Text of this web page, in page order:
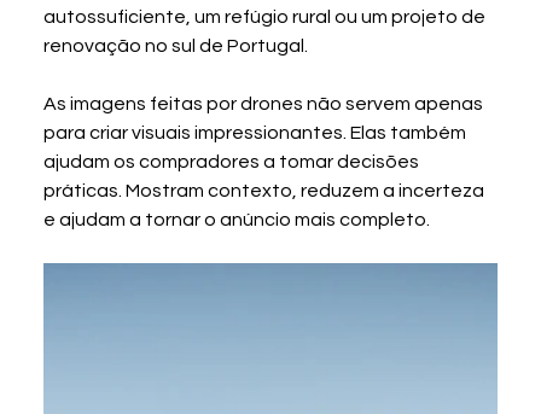
autossuficiente, um refúgio rural ou um projeto de
renovação no sul de Portugal.
As imagens feitas por drones não servem apenas
para criar visuais impressionantes. Elas também
ajudam os compradores a tomar decisões
práticas. Mostram contexto, reduzem a incerteza
e ajudam a tornar o anúncio mais completo.